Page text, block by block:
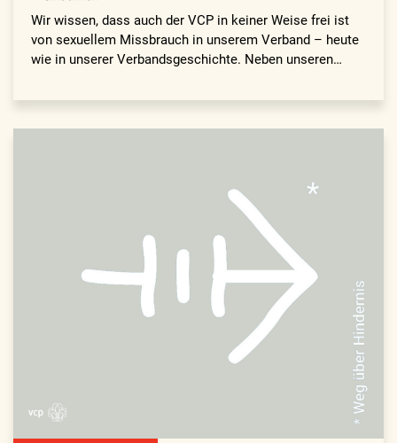
Wir wissen, dass auch der VCP in keiner Weise frei ist
von sexuellem Missbrauch in unserem Verband – heute
wie in unserer Verbandsgeschichte. Neben unseren…